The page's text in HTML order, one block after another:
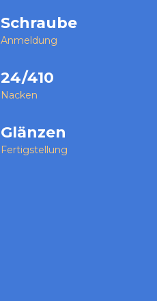
Schraube
Anmeldung
24/410
Nacken
Glänzen
Fertigstellung